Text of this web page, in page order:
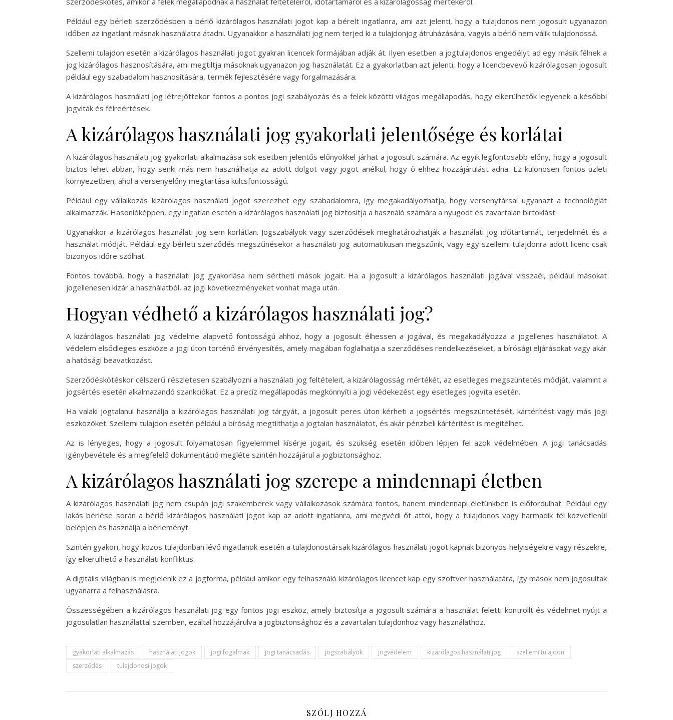
Például egy bérleti szerződésben a bérlő kizárólagos használati jogot kap a bérelt ingatlanra, ami azt jelenti, hogy a tulajdonos nem jogosult ugyanazon
időben az ingatlant másnak használatra átadni. Ugyanakkor a használati jog nem terjed ki a tulajdonjog átruházására, vagyis a bérlő nem válik tulajdonossá.
Szellemi tulajdon esetén a kizárólagos használati jogot gyakran licencek formájában adják át. Ilyen esetben a jogtulajdonos engedélyt ad egy másik félnek a
jog kizárólagos hasznosítására, ami megtiltja másoknak ugyanazon jog használatát. Ez a gyakorlatban azt jelenti, hogy a licencbevevő kizárólagosan jogosult
például egy szabadalom hasznosítására, termék fejlesztésére vagy forgalmazására.
A kizárólagos használati jog létrejöttekor fontos a pontos jogi szabályozás és a felek közötti világos megállapodás, hogy elkerülhetők legyenek a későbbi
jogviták és félreértések.
A kizárólagos használati jog gyakorlati jelentősége és korlátai
A kizárólagos használati jog gyakorlati alkalmazása sok esetben jelentős előnyökkel járhat a jogosult számára. Az egyik legfontosabb előny, hogy a jogosult
biztos lehet abban, hogy senki más nem használhatja az adott dolgot vagy jogot anélkül, hogy ő ehhez hozzájárulást adna. Ez különösen fontos üzleti
környezetben, ahol a versenyelőny megtartása kulcsfontosságú.
Például egy vállalkozás kizárólagos használati jogot szerezhet egy szabadalomra, így megakadályozhatja, hogy versenytársai ugyanazt a technológiát
alkalmazzák. Hasonlóképpen, egy ingatlan esetén a kizárólagos használati jog biztosítja a használó számára a nyugodt és zavartalan birtoklást.
Ugyanakkor a kizárólagos használati jog sem korlátlan. Jogszabályok vagy szerződések meghatározhatják a használati jog időtartamát, terjedelmét és a
használat módját. Például egy bérleti szerződés megszűnésekor a használati jog automatikusan megszűnik, vagy egy szellemi tulajdonra adott licenc csak
bizonyos időre szólhat.
Fontos továbbá, hogy a használati jog gyakorlása nem sértheti mások jogait. Ha a jogosult a kizárólagos használati jogával visszaél, például másokat
jogellenesen kizár a használatból, az jogi következményeket vonhat maga után.
Hogyan védhető a kizárólagos használati jog?
A kizárólagos használati jog védelme alapvető fontosságú ahhoz, hogy a jogosult élhessen a jogával, és megakadályozza a jogellenes használatot. A
védelem elsődleges eszköze a jogi úton történő érvényesítés, amely magában foglalhatja a szerződéses rendelkezéseket, a bírósági eljárásokat vagy akár
a hatósági beavatkozást.
Szerződéskötéskor célszerű részletesen szabályozni a használati jog feltételeit, a kizárólagosság mértékét, az esetleges megszüntetés módját, valamint a
jogsértés esetén alkalmazandó szankciókat. Ez a precíz megállapodás megkönnyíti a jogi védekezést egy esetleges jogvita esetén.
Ha valaki jogtalanul használja a kizárólagos használati jog tárgyát, a jogosult peres úton kérheti a jogsértés megszüntetését, kártérítést vagy más jogi
eszközöket. Szellemi tulajdon esetén például a bíróság megtilthatja a jogtalan használatot, és akár pénzbeli kártérítést is megítélhet.
Az is lényeges, hogy a jogosult folyamatosan figyelemmel kísérje jogait, és szükség esetén időben lépjen fel azok védelmében. A jogi tanácsadás
igénybevétele és a megfelelő dokumentáció megléte szintén hozzájárul a jogbiztonsághoz.
A kizárólagos használati jog szerepe a mindennapi életben
A kizárólagos használati jog nem csupán jogi szakemberek vagy vállalkozások számára fontos, hanem mindennapi életünkben is előfordulhat. Például egy
lakás bérlése során a bérlő kizárólagos használati jogot kap az adott ingatlanra, ami megvédi őt attól, hogy a tulajdonos vagy harmadik fél közvetlenül
belépjen és használja a bérleményt.
Szintén gyakori, hogy közös tulajdonban lévő ingatlanok esetén a tulajdonostársak kizárólagos használati jogot kapnak bizonyos helyiségekre vagy részekre,
így elkerülhető a használati konfliktus.
A digitális világban is megjelenik ez a jogforma, például amikor egy felhasználó kizárólagos licencet kap egy szoftver használatára, így mások nem jogosultak
ugyanarra a felhasználásra.
Összességében a kizárólagos használati jog egy fontos jogi eszköz, amely biztosítja a jogosult számára a használat feletti kontrollt és védelmet nyújt a
jogosulatlan használattal szemben, ezáltal hozzájárulva a jogbiztonsághoz és a zavartalan tulajdonhoz vagy használathoz.
gyakorlati alkalmazás használati jogok jogi fogalmak jogi tanácsadás jogszabályok jogvédelem kizárólagos használati jog
szellemi tulajdon
szerződés
tulajdonosi jogok
SZÓLJ HOZZÁ